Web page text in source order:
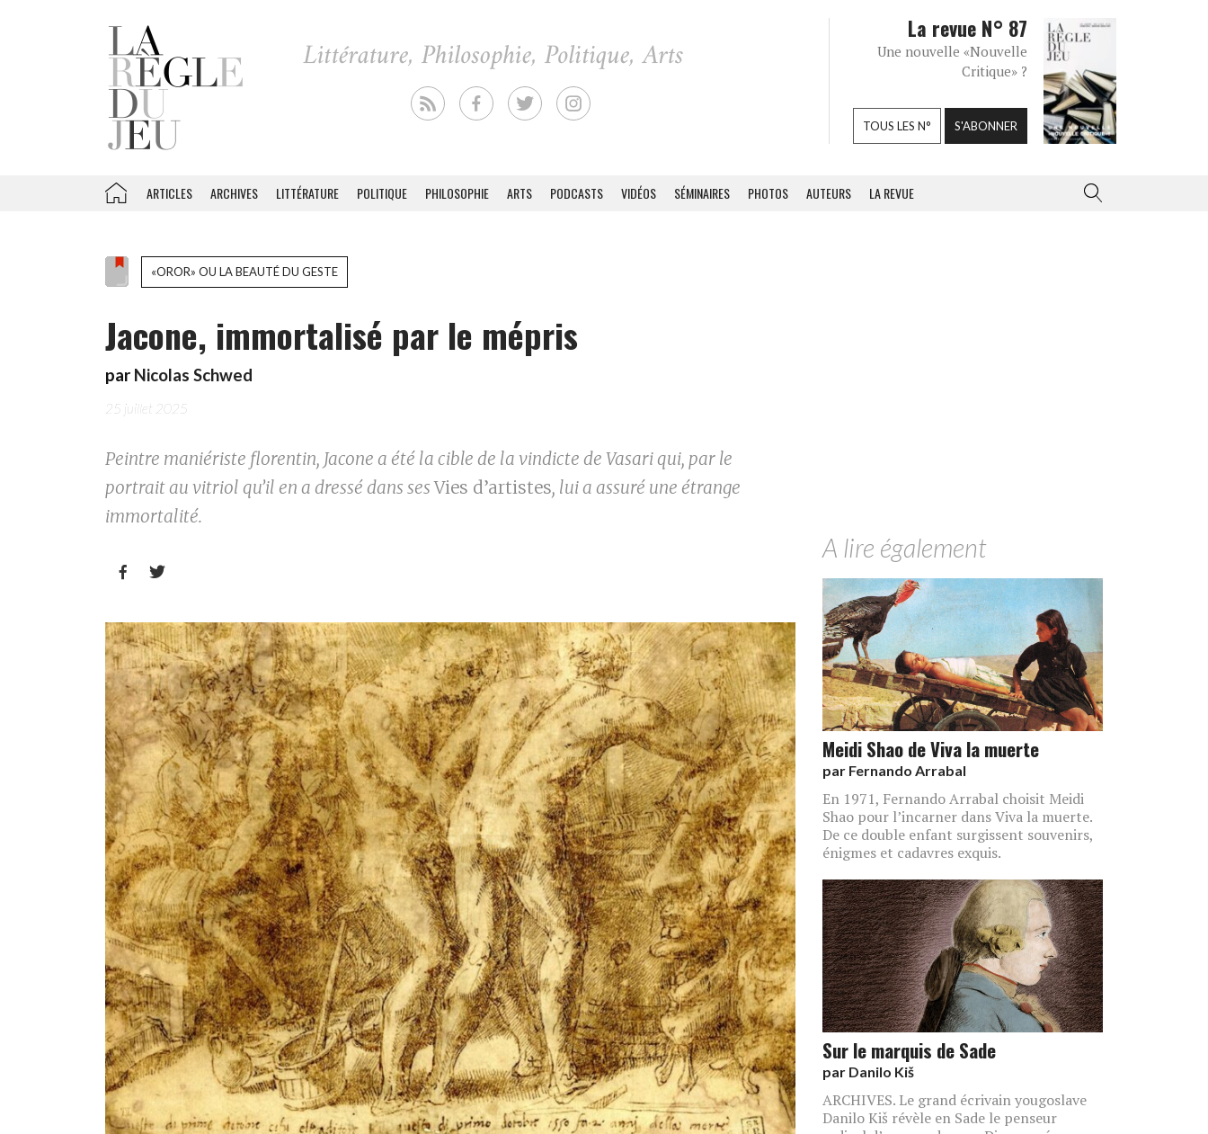
La revue N° 87
Une nouvelle «Nouvelle
Critique» ?
TOUS LES N° S'ABONNER
ARTICLES ARCHIVES LITTÉRATURE POLITIQUE PHILOSOPHIE ARTS PODCASTS VIDÉOS SÉMINAIRES PHOTOS AUTEURS LA REVUE
«OROR» OU LA BEAUTÉ DU GESTE
Jacone, immortalisé par le mépris
par Nicolas Schwed
25 juillet 2025
Peintre maniériste florentin, Jacone a été la cible de la vindicte de Vasari qui, par le
portrait au vitriol qu’il en a dressé dans sesVies d’artistes, lui a assuré une étrange
immortalité.
 
A lire également
Meidi Shao de Viva la muerte
par Fernando Arrabal
En 1971, Fernando Arrabal choisit Meidi
Shao pour l’incarner dans Viva la muerte.
De ce double enfant surgissent souvenirs,
énigmes et cadavres exquis.
Sur le marquis de Sade
par Danilo Kiš
ARCHIVES. Le grand écrivain yougoslave
Danilo Kiš révèle en Sade le penseur